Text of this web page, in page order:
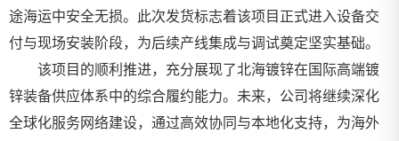
途海运中安全无损。此次发货标志着该项目正式进入设备交
付与现场安装阶段，为后续产线集成与调试奠定坚实基础。
该项目的顺利推进，充分展现了北海镀锌在国际高端镀
锌装备供应体系中的综合履约能力。未来，公司将继续深化
全球化服务网络建设，通过高效协同与本地化支持，为海外